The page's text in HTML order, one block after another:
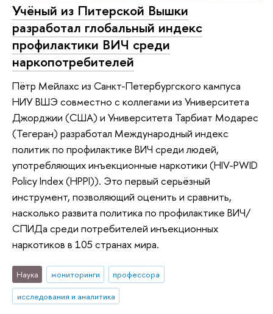
Учёный из Питерской Вышки
разработал глобальный индекс
профилактики ВИЧ среди
наркопотребителей
Пётр Мейлахс из Санкт-Петербургского кампуса
НИУ ВШЭ совместно с коллегами из Университета
Джорджии (США) и Университета Тарбиат Модарес
(Тегеран) разработал Международный индекс
политик по профилактике ВИЧ среди людей,
употребляющих инъекционные наркотики (HIV-PWID
Policy Index (HPPI)). Это первый серьёзный
инструмент, позволяющий оценить и сравнить,
насколько развита политика по профилактике ВИЧ/
СПИДа среди потребителей инъекционных
наркотиков в 105 странах мира.
Наука мониторинги
профессора
исследования и аналитика